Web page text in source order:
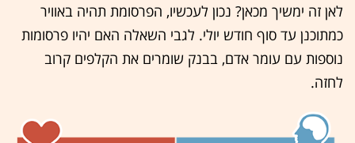
לאן זה ימשיך מכאן? נכון לעכשיו, הפרסומת תהיה באוויר
כמתוכנן עד סוף חודש יולי. לגבי השאלה האם יהיו פרסומות
נוספות עם עומר אדם, בבנק שומרים את הקלפים קרוב
לחזה.